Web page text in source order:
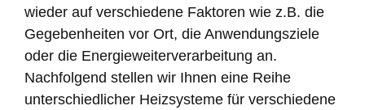
wieder auf verschiedene Faktoren wie z.B. die
Gegebenheiten vor Ort, die Anwendungsziele
oder die Energieweiterverarbeitung an.
Nachfolgend stellen wir Ihnen eine Reihe
unterschiedlicher Heizsysteme für verschiedene